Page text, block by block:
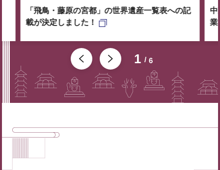
1 6
「飛鳥・藤原の宮都」の世界遺産一覧表への記
載が決定しました！
中
業